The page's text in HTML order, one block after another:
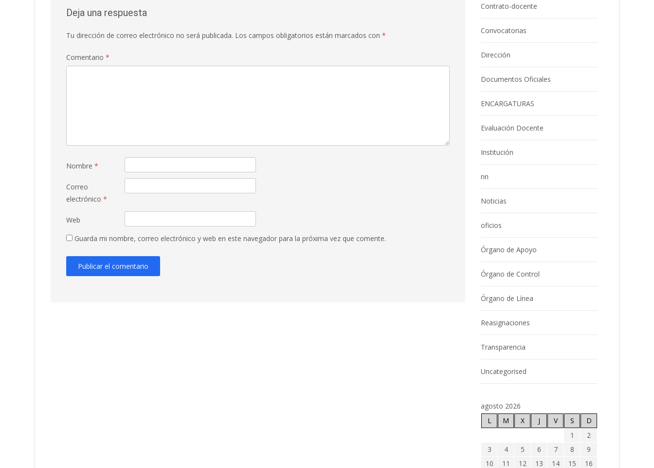
entradas
Deja una respuesta
Tu dirección de correo electrónico no será publicada. Los campos obligatorios están marcados con *
Comentario *
Nombre *
Correo
electrónico *
Web
Guarda mi nombre, correo electrónico y web en este navegador para la próxima vez que comente.
Contrato-docente
Convocatorias
Dirección
Documentos Oficiales
ENCARGATURAS
Evaluación Docente
Institución
nn
Noticias
oficios
Órgano de Apoyo
Órgano de Control
Órgano de Línea
Reasignaciones
Transparencia
Uncategorised
agosto 2026
L
M X J V S
D
1
2
3
4 5 6 7 8
9
10
11 12 13 14 15
16